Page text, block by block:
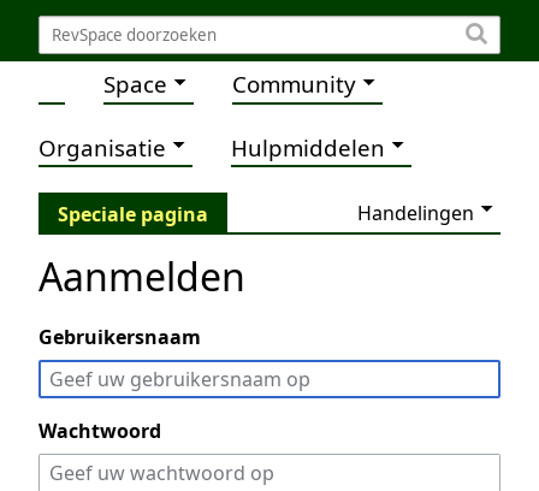
Space Community
Organisatie Hulpmiddelen
Speciale pagina Handelingen
Aanmelden
Gebruikersnaam
Wachtwoord